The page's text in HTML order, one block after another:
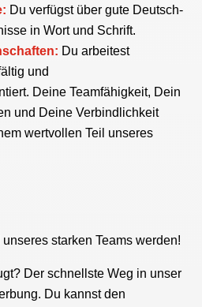
Du verfügst über gute Deutsch-
in Wort und Schrift.
Du arbeitest
und
Deine Teamfähigkeit, Dein
und Deine Verbindlichkeit
wertvollen Teil unseres
starken Teams werden!
Der schnellste Weg in unser
Du kannst den